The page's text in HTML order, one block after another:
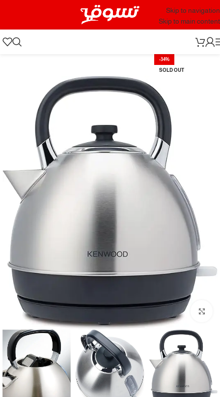
Skip to navigation
Skip to main content
-34%
SOLD OUT
Click to enlarge